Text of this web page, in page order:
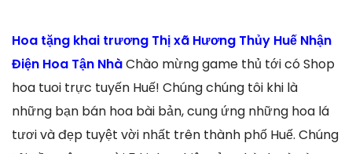
Hoa tặng khai trương Thị xã Hương Thủy Huế Nhận
Điện Hoa Tận NhàChào mừng game thủ tới có Shop
hoa tuoi trực tuyến Huế! Chúng chúng tôi khi là
những bạn bán hoa bài bản, cung ứng những hoa lá
tươi và đẹp tuyệt vời nhất trên thành phố Huế. Chúng